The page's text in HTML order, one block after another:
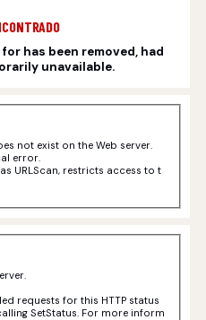
has been removed, had
unavailable.
not exist on the Web server.
error.
URLScan, restricts access to t
requests for this HTTP status
SetStatus. For more inform